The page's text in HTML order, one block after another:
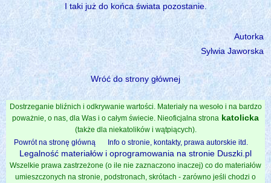
I taki już do końca świata pozostanie.
Autorka
Sylwia Jaworska
Wróć do strony głównej
Dostrzeganie bliźnich i odkrywanie wartości. Materiały na wesoło i na bardzo
poważnie, o nas, dla Was i o całym świecie. Nieoficjalna strona katolicka
(także dla niekatolików i wątpiących).
Powrót na stronę główną
Info o stronie, kontakty, prawa autorskie itd.
Legalność materiałów i oprogramowania na stronie Duszki.pl
Wszelkie prawa zastrzeżone (o ile nie zaznaczono inaczej) co do materiałów
umieszczonych na stronie, podstronach, skrótach - zarówno jeśli chodzi o